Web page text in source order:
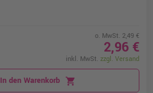
o. MwSt. 2,49 €
2,96 €
inkl. MwSt. zzgl. Versand
In den Warenkorb shopping_cart